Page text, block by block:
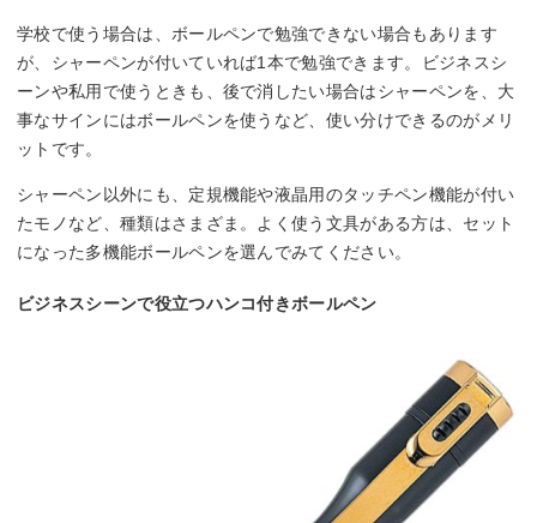
学校で使う場合は、ボールペンで勉強できない場合もあります
が、シャーペンが付いていれば1本で勉強できます。ビジネスシ
ーンや私用で使うときも、後で消したい場合はシャーペンを、大
事なサインにはボールペンを使うなど、使い分けできるのがメリ
ットです。
シャーペン以外にも、定規機能や液晶用のタッチペン機能が付い
たモノなど、種類はさまざま。よく使う文具がある方は、セット
になった多機能ボールペンを選んでみてください。
ビジネスシーンで役立つハンコ付きボールペン